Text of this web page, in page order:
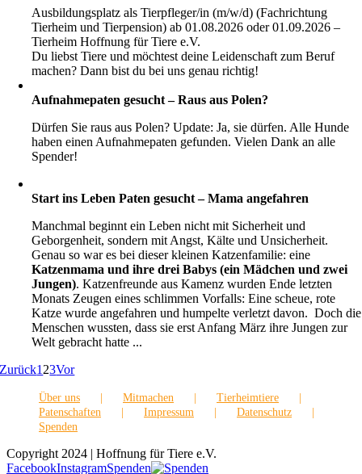
Ausbildungsplatz als Tierpfleger/in (m/w/d) (Fachrichtung
Tierheim und Tierpension) ab 01.08.2026 oder 01.09.2026 –
Tierheim Hoffnung für Tiere e.V.
Du liebst Tiere und möchtest deine Leidenschaft zum Beruf
machen? Dann bist du bei uns genau richtig!
Aufnahmepaten gesucht – Raus aus Polen?
Dürfen Sie raus aus Polen? Update: Ja, sie dürfen. Alle Hunde
haben einen Aufnahmepaten gefunden. Vielen Dank an alle
Spender!
Start ins Leben Paten gesucht – Mama angefahren
Manchmal beginnt ein Leben nicht mit Sicherheit und
Geborgenheit, sondern mit Angst, Kälte und Unsicherheit.
Genau so war es bei dieser kleinen Katzenfamilie: eine
Katzenmama und ihre drei Babys (ein Mädchen und zwei
Jungen). Katzenfreunde aus Kamenz wurden Ende letzten
Monats Zeugen eines schlimmen Vorfalls: Eine scheue, rote
Katze wurde angefahren und humpelte verletzt davon. Doch die
Menschen wussten, dass sie erst Anfang März ihre Jungen zur
Welt gebracht hatte ...
Zurück1 23Vor
Über uns Mitmachen
Tierheimtiere
Patenschaften
Impressum
Datenschutz
Spenden
Copyright 2024 | Hoffnung für Tiere e.V.
FacebookInstagramSpenden